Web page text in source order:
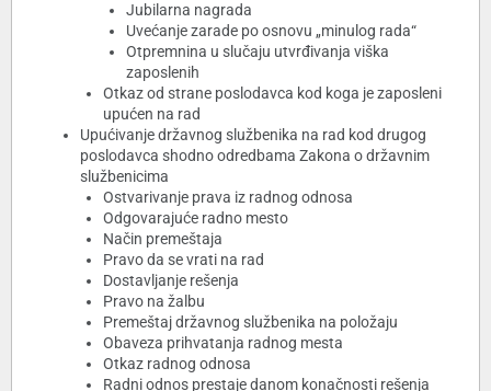
Jubilarna nagrada
Uvećanje zarade po osnovu „minulog rada“
Otpremnina u slučaju utvrđivanja viška
zaposlenih
Otkaz od strane poslodavca kod koga je zaposleni
upućen na rad
Upućivanje državnog službenika na rad kod drugog
poslodavca shodno odredbama Zakona o državnim
službenicima
Ostvarivanje prava iz radnog odnosa
Odgovarajuće radno mesto
Način premeštaja
Pravo da se vrati na rad
Dostavljanje rešenja
Pravo na žalbu
Premeštaj državnog službenika na položaju
Obaveza prihvatanja radnog mesta
Otkaz radnog odnosa
Radni odnos prestaje danom konačnosti rešenja